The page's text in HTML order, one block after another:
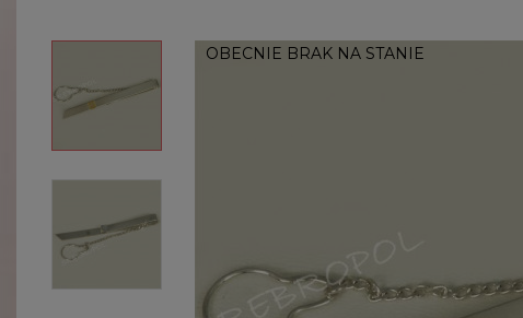
OBECNIE BRAK NA STANIE